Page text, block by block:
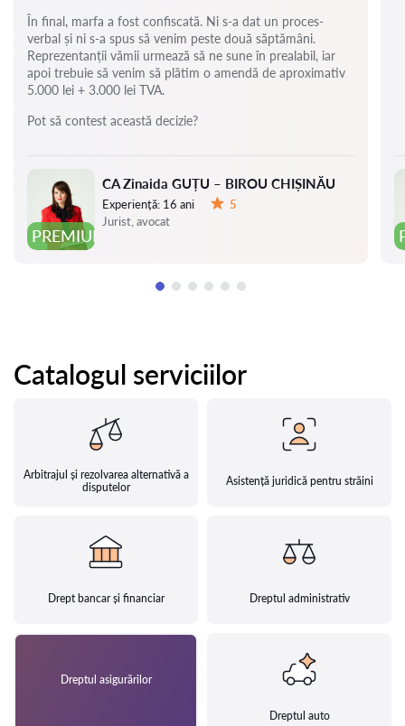
PREMIUM
CA Zinaida GUȚU – BIROU CHIȘINĂU
Experiență: 16 ani
5
Jurist, avocat
În final, marfa a fost confiscată. Ni s-a dat un proces-
verbal și ni s-a spus să venim peste două săptămâni.
Reprezentanții vămii urmează să ne sune în prealabil, iar
apoi trebuie să venim să plătim o amendă de aproximativ
5.000 lei + 3.000 lei TVA.
Pot să contest această decizie?
Catalogul serviciilor
Arbitrajul și rezolvarea alternativă a
disputelor
Asistență juridică pentru străini
Drept bancar și financiar Dreptul administrativ
Dreptul asigurărilor
Dreptul auto